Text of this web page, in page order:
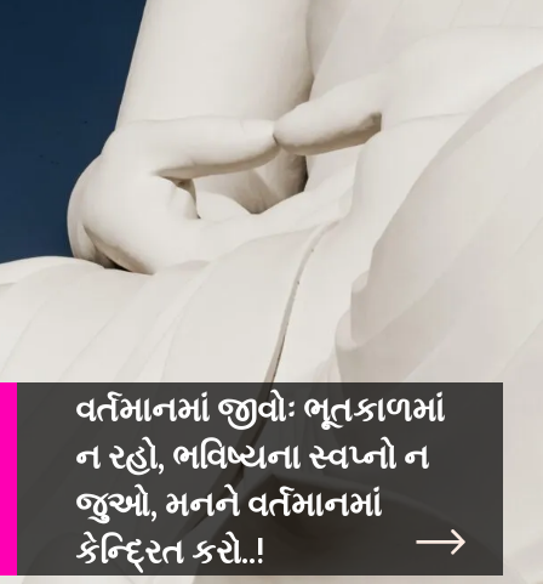
વર્તમાનમાં જીવોઃ ભૂતકાળમાં
ન રહો, ભવિષ્યના સ્વપ્નો ન
જુઓ, મનને વર્તમાનમાં